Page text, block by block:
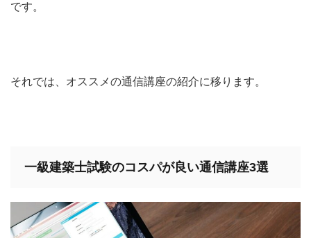
です。
それでは、オススメの通信講座の紹介に移ります。
一級建築士試験のコスパが良い通信講座3選